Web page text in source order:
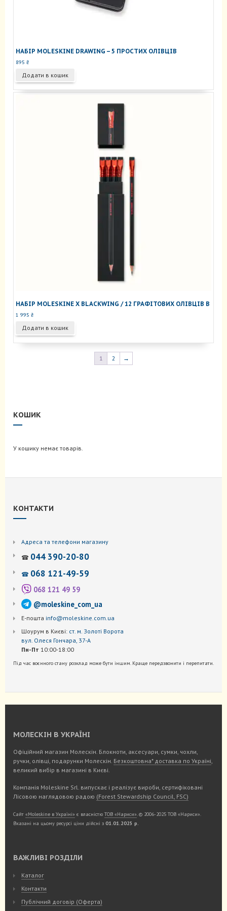
НАБІР MOLESKINE DRAWING – 5 ПРОСТИХ ОЛІВЦІВ
895 ₴
Додати в кошик
НАБІР MOLESKINE X BLACKWING / 12 ГРАФІТОВИХ ОЛІВЦІВ B
1 995 ₴
Додати в кошик
1 2 →
КОШИК
У кошику немає товарів.
КОНТАКТИ
Адреса та телефони магазину
☎ 044 390-20-80
☎ 068 121-49-59
068 121 49 59
@moleskine_com_ua
Е-пошта info@moleskine.com.ua
Шоурум в Києві: ст. м. Золоті Ворота
вул. Олеся Гончара, 37-А
Пн-Пт 10:00-18:00
Під час воєнного стану розклад може бути іншим. Краще передзвонити і перепитати.
МОЛЕСКІН В УКРАЇНІ
Офіційний магазин Молескін. Блокноти, аксесуари, сумки, чохли,
ручки, олівці, подарунки Молескін. Безкоштовна* доставка по Україні
великий вибір в магазині в Києві.
Компанія Moleskine Srl. випускає і реалізує вироби, сертифіковані
Лісовою наглядовою радою (Forest Stewardship Council, FSC)
Сайт «Moleskine в Україні» є власністю ТОВ «Нариси» . © 2006-2025 ТОВ «Нариси».
Вказані на цьому ресурсі ціни дійсні з 01.01.2025 р.
ВАЖЛИВІ РОЗДІЛИ
Каталог
Контакти
Публічний договір (Оферта)